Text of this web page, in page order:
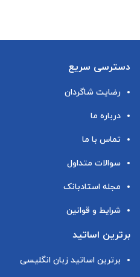
دسترسی سریع
رضایت شاگردان
درباره ما
تماس با ما
سوالات متداول
مجله استادبانک
شرایط و قوانین
برترین اساتید
برترین اساتید زبان انگلیسی